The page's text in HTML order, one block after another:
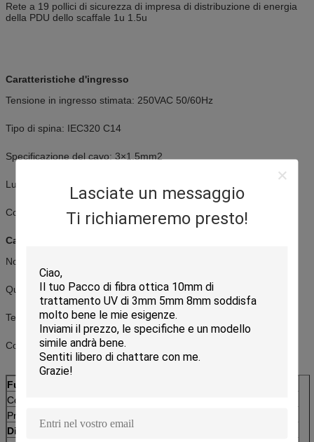
Lasciate un messaggio
Ti richiameremo presto!
Rete a 19 pollici di sicurezza di impresa di distribuzione di energia
della PDU dello scaffale 1u 1.5u
Caratteristiche d'ingresso
Tensione in ingresso stimata: 250VAC 50/60Hz
Tipo di spina: IEC320 C14
Specificazione del cavo: 3×1.5mm2
Lunghezza di cavo: 2M
Corrente di ingresso massima: 10A
Caratteristiche di uscita
Norma dell'incavo: IEC320 C13
Quantità dell'uscita: 6
Tensione in uscita di valutazione: 250VAC 50/60Hz
Corrente d'uscita massima: 10A
Funzioni
Controllo
Protezione
Dimensione del prodotto